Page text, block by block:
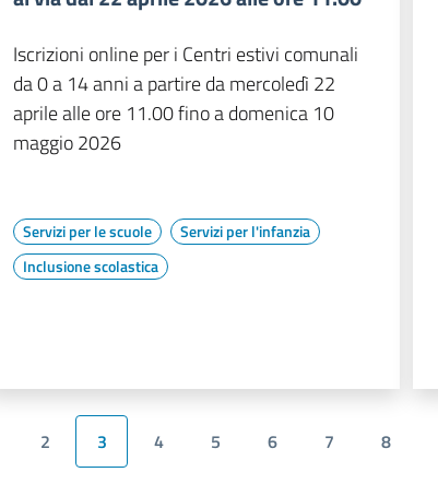
Iscrizioni online per i Centri estivi comunali
da 0 a 14 anni a partire da mercoledì 22
aprile alle ore 11.00 fino a domenica 10
maggio 2026
Servizi per le scuole
Servizi per l'infanzia
Inclusione scolastica
2 3 4 5 6 7 8